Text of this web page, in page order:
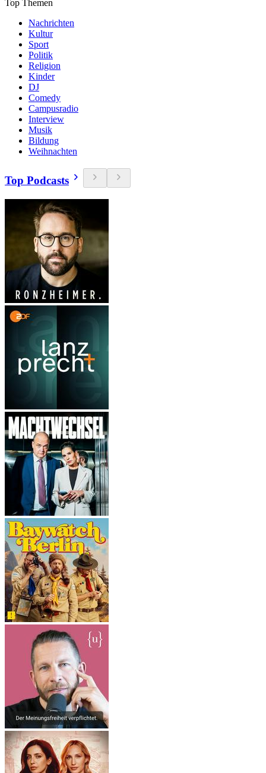
Top Themen
Nachrichten
Kultur
Sport
Politik
Religion
Kinder
DJ
Comedy
Campusradio
Interview
Musik
Bildung
Weihnachten
Top Podcasts